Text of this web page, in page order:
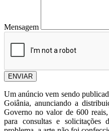
Mensagem
ENVIAR
Um anúncio vem sendo
Goiânia, anunciando a
Governo no valor de 600
para consultas e